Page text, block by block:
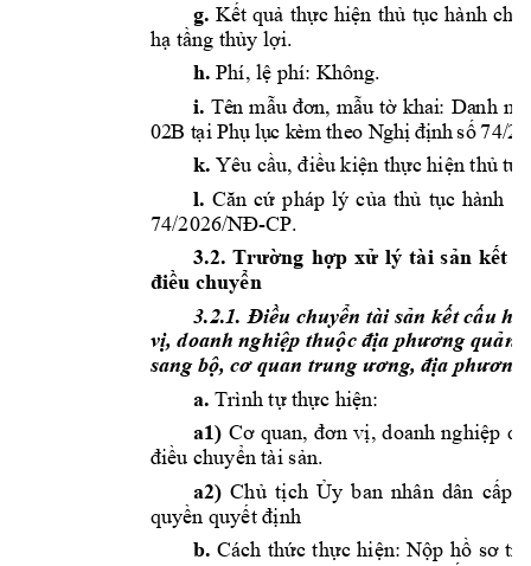
g. Kết quả thực hiện thủ tục hành
hạ tầng thủy lợi.
h. Phí, lệ phí: Không.
i. Tên mẫu đơn, mẫu tờ khai: Danh m
02B tại Phụ lục kèm theo Nghị định số74/20
k. Yêu cầu, điều kiện thực hiện thủ tục
l. Căn cứ pháp lý của thủ tục hành
74/2026/NĐ-CP.
3.2. Trường hợp xử lý tài sản kết
điều chuyển
3.2.1. Điều chuyển tài sản kết cấu hạ
vị, doanh nghiệp thuộc địa phương quản
sang bộ, cơ quan trung ương, địa phương
a. Trình tự thực hiện:
a1) Cơ quan, đơn vị, doanh nghiệp
điều chuyển tài sản.
a2) Chủ tịch Ủy ban nhân dân cấp
quyền quyết định
b. Cách thức thực hiện: Nộp hồ sơ